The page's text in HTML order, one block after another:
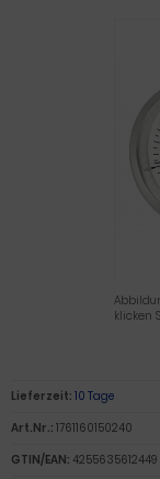
klicken
Lieferzeit: 10 Tage
Art.Nr.: 1761160150240
GTIN/EAN: 4255635612449